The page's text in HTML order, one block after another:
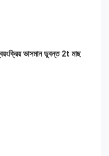
ভাসমান ডুবন্ত 2t মাছ